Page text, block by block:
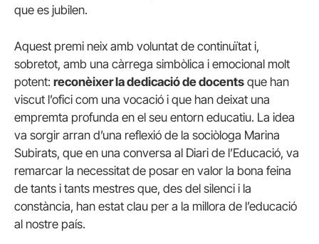
que es jubilen.
Aquest premi neix amb voluntat de continuïtat i,
sobretot, amb una càrrega simbòlica i emocional molt
potent: reconèixer la dedicació de docents que han
viscut l’ofici com una vocació i que han deixat una
empremta profunda en el seu entorn educatiu. La idea
va sorgir arran d’una reflexió de la sociòloga Marina
Subirats, que en una conversa al Diari de l’Educació, va
remarcar la necessitat de posar en valor la bona feina
de tants i tants mestres que, des del silenci i la
constància, han estat clau per a la millora de l’educació
al nostre país.